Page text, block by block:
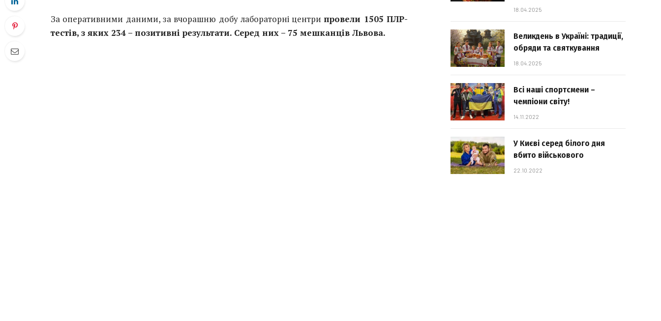
За оперативними даними, за вчорашню добу лабораторні центри провели 1505 ПЛР-
тестів, з яких 234 – позитивні результати. Серед них – 75 мешканців Львова.
18.04.2025
Великдень в Україні: традиції,
обряди та святкування
18.04.2025
Всі наші спортсмени –
чемпіони світу!
14.11.2022
У Києві серед білого дня
вбито військового
22.10.2022